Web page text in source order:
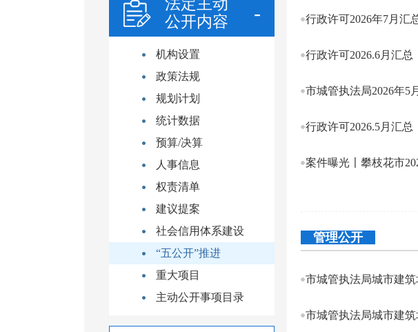
法定主动
公开内容
机构设置
政策法规
规划计划
统计数据
预算/决算
人事信息
权责清单
建议提案
社会信用体系建设
“五公开”推进
重大项目
主动公开事项目录
行政许可2026年7月汇
行政许可2026.6月汇总
市城管执法局2026年5
行政许可2026.5月汇总
案件曝光〡攀枝花市
管理公开
市城管执法局城市建筑
市城管执法局城市建筑